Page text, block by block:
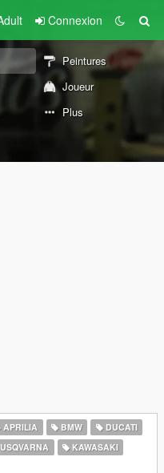
Connexion
Peintures
Joueur
Plus
APRILIA BMW
DUCATI
KAWASAKI